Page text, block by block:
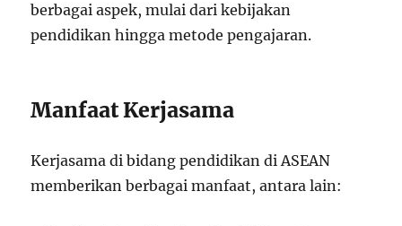
berbagai aspek, mulai dari kebijakan
pendidikan hingga metode pengajaran.
Manfaat Kerjasama
Kerjasama di bidang pendidikan di ASEAN
memberikan berbagai manfaat, antara lain: